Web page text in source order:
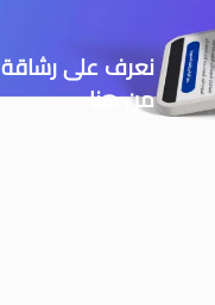
نعرف على رشاقة
من هنا